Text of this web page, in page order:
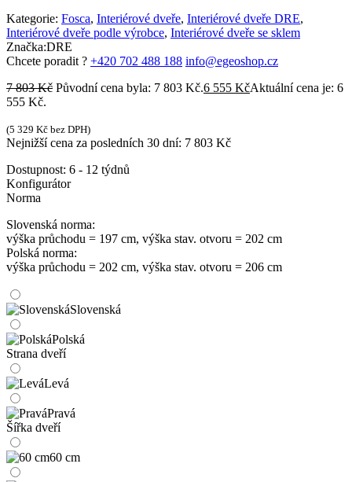
Kategorie: Fosca, Interiérové dveře, Interiérové dveře DRE,
Interiérové dveře podle výrobce, Interiérové dveře se sklem
Značka:DRE
Chcete poradit ? +420 702 488 188 info@egeoshop.cz
7 803Kč Původní cena byla: 7 803 Kč.6 555 KčAktuální cena je: 6
555 Kč.
(5 329 Kč bez DPH)
Nejnižší cena za posledních 30 dní: 7 803 Kč
Dostupnost: 6 - 12 týdnů
Konfigurátor
Norma
Slovenská norma:
výška průchodu = 197 cm, výška stav. otvoru = 202 cm
Polská norma:
výška průchodu = 202 cm, výška stav. otvoru = 206 cm
Slovenská
Polská
Strana dveří
Levá
Pravá
Šířka dveří
60 cm